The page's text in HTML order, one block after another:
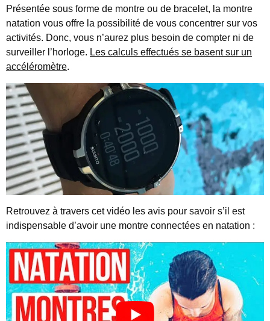
Présentée sous forme de montre ou de bracelet, la montre
natation vous offre la possibilité de vous concentrer sur vos
activités. Donc, vous n’aurez plus besoin de compter ni de
surveiller l’horloge. Les calculs effectués se basent sur un
accéléromètre.
Retrouvez à travers cet vidéo les avis pour savoir s’il est
indispensable d’avoir une montre connectées en natation :